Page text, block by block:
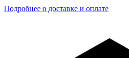
Подробнее о доставке и оплате